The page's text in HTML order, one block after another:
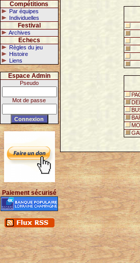
Compétitions
Par équipes
Individuelles
Festival
Archives
Echecs
Règles du jeu
Histoire
Liens
Espace Admin
Pseudo
Mot de passe
Paiement sécurisé